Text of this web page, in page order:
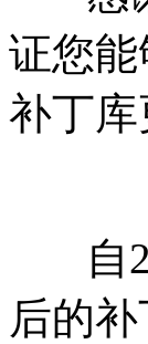
证您
补丁
自
后的